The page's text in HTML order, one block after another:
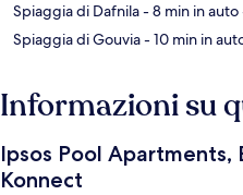
Spiaggia di Dafnila- 8 min in auto
Spiaggia di Gouvia- 10 min in
Informazioni su
Ipsos Pool Apartments,
Konnect